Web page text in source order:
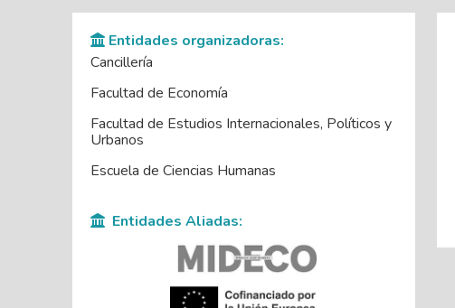
Entidades organizadoras:
Cancillería
Facultad de Economía
Facultad de Estudios Internacionales, Políticos y
Urbanos
Escuela de Ciencias Humanas
Entidades Aliadas: